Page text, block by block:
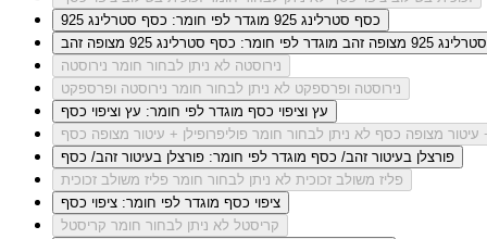
כסף סטרלינג 925
מוגדר לפי חומר: כסף סטרלינג 925
925 מצופה זהב
מוגדר לפי חומר: כסף סטרלינג 925 מצופה זהב
נירוסטה לא ניתן לבחור חומר נירוסטה
נירוסטה ופרספקט לא ניתן לבחור חומר נירוסטה ופרספקט
עץ וציפוי כסף מוגדר לפי חומר: עץ וציפוי כסף
עיטור מצופה כסף לא ניתן לבחור חומר פוליפרופילן + עיטור מצופה כסף
פורצלן בעיטור זהב/ כסף מוגדר לפי חומר: פורצלן בעיטור זהב/ כסף
פליז משולב זכוכית לא ניתן לבחור חומר פליז משולב זכוכית
ציפוי כסף מוגדר לפי חומר: ציפוי כסף
קריסטל לא ניתן לבחור חומר קריסטל